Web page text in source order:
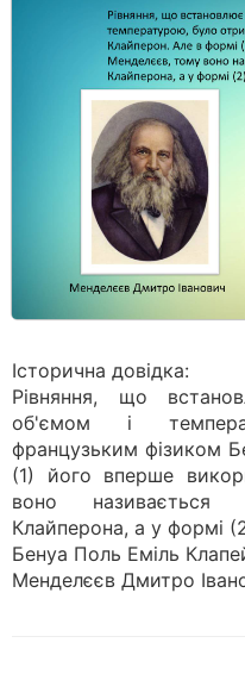
Історична довідка:
Рівняння, що
об'ємом і
французьким фізиком
(1) його вперше
воно називається
Клайперона, а у формі
Бенуа Поль Еміль
Менделєєв Дмитро